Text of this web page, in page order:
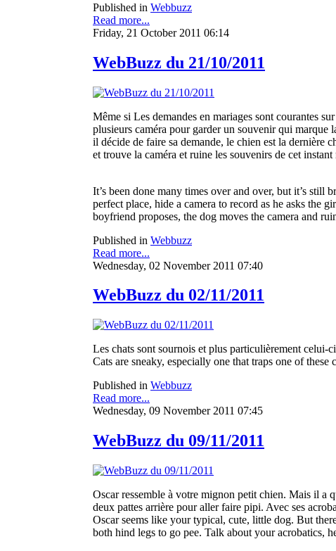
Published in Webbuzz
Read more...
Friday, 21 October 2011 06:14
WebBuzz du 21/10/2011
Même si Les demandes en mariages sont courantes
plusieurs caméra pour garder un souvenir qui marque
il décide de faire sa demande, le chien est la dernière
et trouve la caméra et ruine les souvenirs de cet instant
It’s been done many times over and over, but it’s
perfect place, hide a camera to record as he asks the
boyfriend proposes, the dog moves the camera and
Published in Webbuzz
Read more...
Wednesday, 02 November 2011 07:40
WebBuzz du 02/11/2011
Les chats sont sournois et plus particulièrement celui-
Cats are sneaky, especially one that traps one of these
Published in Webbuzz
Read more...
Wednesday, 09 November 2011 07:45
WebBuzz du 09/11/2011
Oscar ressemble à votre mignon petit chien. Mais il a
deux pattes arrière pour aller faire pipi. Avec ses
Oscar seems like your typical, cute, little dog. But
both hind legs to go pee. Talk about your acrobatics,